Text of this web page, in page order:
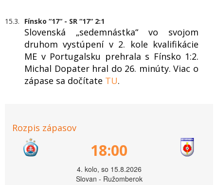
15.3. Fínsko “17“ - SR “17“ 2:1
Slovenská „sedemnástka“ vo svojom
druhom vystúpení v 2. kole kvalifikácie
ME v Portugalsku prehrala s Fínsko 1:2.
Michal Dopater hral do 26. minúty. Viac o
zápase sa dočítate TU.
Rozpis zápasov
18:00
4. kolo, so 15.8.2026
Slovan - Ružomberok